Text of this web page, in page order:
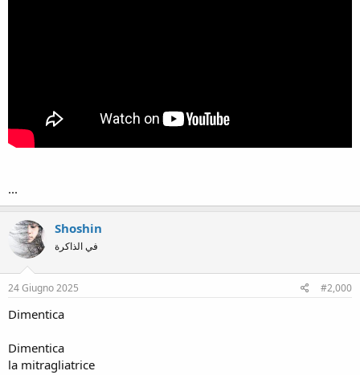
...
Shoshin
في الذاكرة
24 Giugno 2025 #2,000
Dimentica
Dimentica
la mitragliatrice